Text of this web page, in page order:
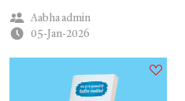
Aabha admin
05-Jan-2026